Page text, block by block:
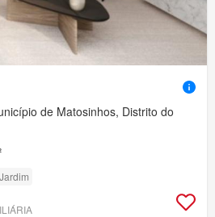
de Matosinhos, Distrito do
Jardim